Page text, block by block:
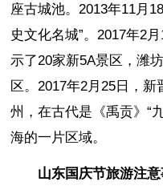
座古城池。2013年11月
史文化名城”。2017年2
示了20家新5A景区，潍
区。2017年2月25日，
州，在古代是《禹贡》“
海的一片区域。
山东国庆节旅游注